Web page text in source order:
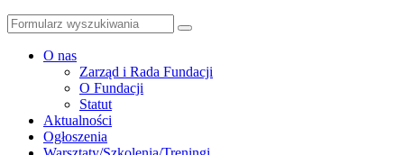
Szukaj
O nas
Zarząd i Rada Fundacji
O Fundacji
Statut
Aktualności
Ogłoszenia